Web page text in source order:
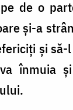
de o
şi-a
şi
înmuia